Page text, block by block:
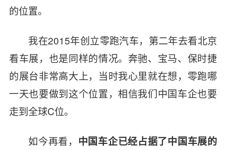
的位置。
我在2015年创立零跑汽车，第二年去看北京
看车展，也是同样的情况。奔驰、宝马、保时捷
的展台非常高大上，当时我心里就在想，零跑哪
一天也要做到这个位置，相信我们中国车企也要
走到全球C位。
如今再看， 中国车企已经占据了中国车展的